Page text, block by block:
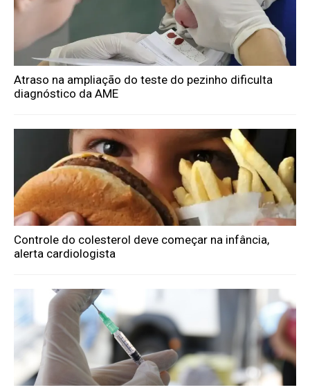
Atraso na ampliação do teste do pezinho dificulta
diagnóstico da AME
Controle do colesterol deve começar na infância,
alerta cardiologista